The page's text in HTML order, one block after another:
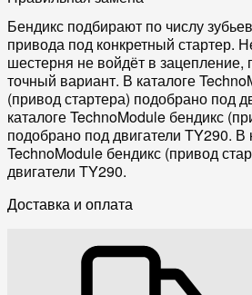
Бендикс подбирают по числу
привода под конкретный стартер.
шестерня не войдёт в зацепление,
точный вариант. В каталоге
(привод стартера) подобрано под
каталоге TechnoModule бендикс
подобрано под двигатели TY290. В
TechnoModule бендикс (привод
двигатели TY290.
Доставка и оплата